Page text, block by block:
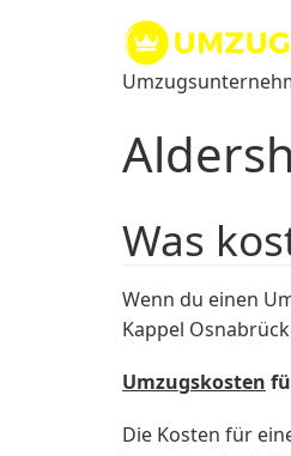
Was
Wenn du einen
Kappel
Umzugskosten
Die Kosten für